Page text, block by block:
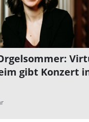
gibt Konzert